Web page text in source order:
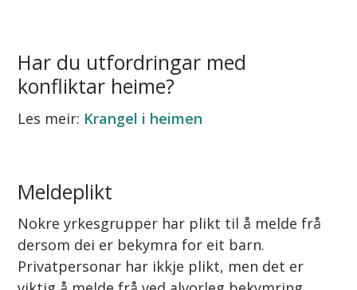
Har du utfordringar med
konfliktar heime?
Les meir: Krangel i heimen
Meldeplikt
Nokre yrkesgrupper har plikt til å melde frå
dersom dei er bekymra for eit barn.
Privatpersonar har ikkje plikt, men det er